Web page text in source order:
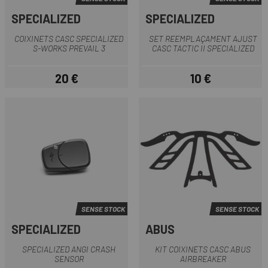
SPECIALIZED
COIXINETS CASC SPECIALIZED
S-WORKS PREVAIL 3
Preu
20 €
SPECIALIZED
SET REEMPLAÇAMENT AJUST
CASC TACTIC II SPECIALIZED
Preu
10 €
SENSE STOCK
SPECIALIZED
SPECIALIZED ANGI CRASH
SENSOR
SENSE STOCK
ABUS
KIT COIXINETS CASC ABUS
AIRBREAKER